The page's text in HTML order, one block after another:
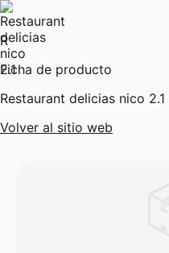
R
Ficha de producto
Restaurant delicias nico 2.1
Volver al sitio web